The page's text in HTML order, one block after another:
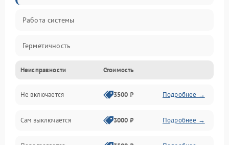
Работа системы
Герметичность
Механика
Неисправности Стоимость
Не включается 3500 ₽ Подробнее →
Сам выключается 3000 ₽ Подробнее →